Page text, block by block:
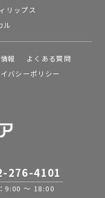
リップス
ル
報
よくある質問
バシーポリシー
276-4101
9:00 ～ 18:00